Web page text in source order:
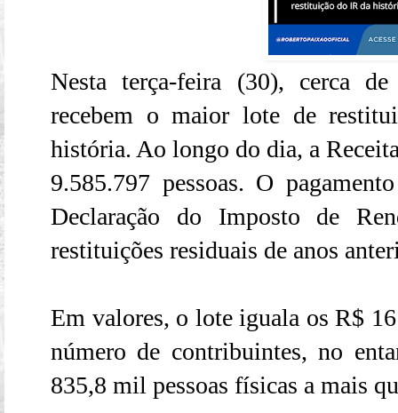
Nesta terça-feira (30), cerca
recebem o maior lote de
história. Ao longo do dia, a
9.585.797 pessoas. O
Declaração do Imposto de
restituições residuais de anos
Em valores, o lote iguala os R$
número de contribuintes, no
835,8 mil pessoas físicas a mais